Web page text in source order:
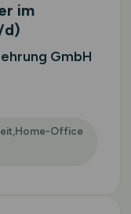
im
GmbH
Office